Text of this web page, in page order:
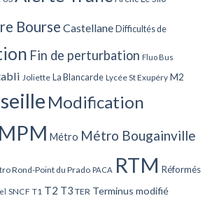
Bourse Castellane Difficultés de
Fin de perturbation Fluo Bus
Joliette La Blancarde Lycée St Exupéry M2
Modification
MPM Métro Métro Bougainville
Rond-Point du Prado PACA RTM Réformés
SNCF T1 T2 T3 TER Terminus modifié